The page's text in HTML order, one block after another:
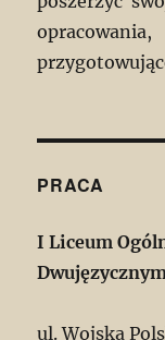
PRACA
I Liceum
ul. Wojska